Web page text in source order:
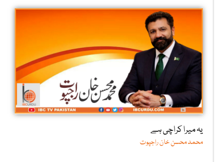
یہ میرا کراچی ہے
محمد محسن خان راجپوت